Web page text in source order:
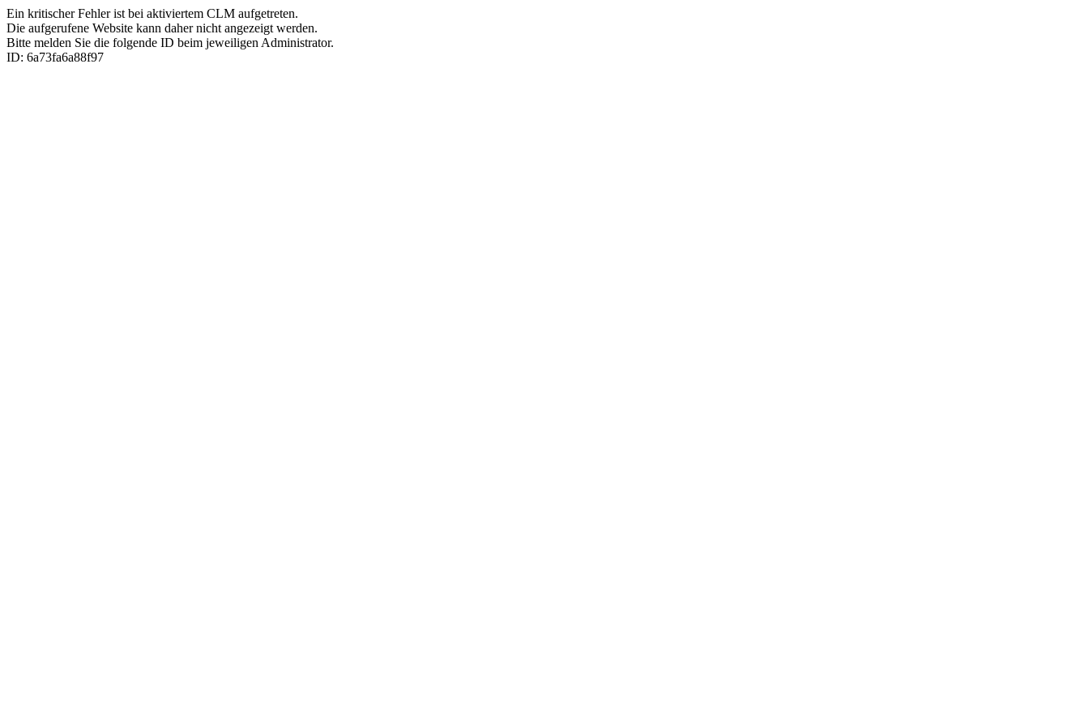
Ein kritischer Fehler ist bei aktiviertem CLM aufgetreten.
Die aufgerufene Website kann daher nicht angezeigt werden.
Bitte melden Sie die folgende ID beim jeweiligen Administrator.
ID: 6a73fa6a88f97